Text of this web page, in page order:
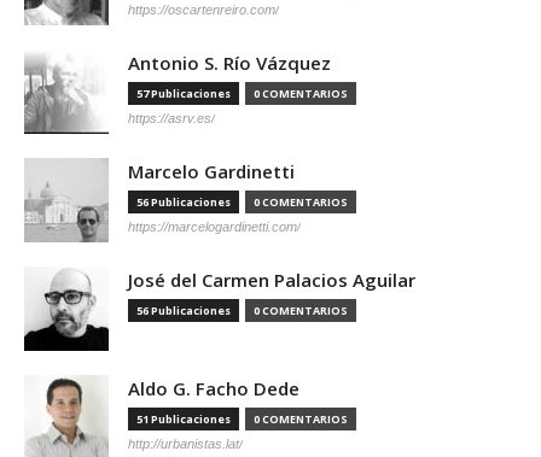
https://oscartenreiro.com/
Antonio S. Río Vázquez
57 Publicaciones 0 COMENTARIOS
https://asrv.es/
Marcelo Gardinetti
56 Publicaciones 0 COMENTARIOS
https://marcelogardinetti.com/
José del Carmen Palacios Aguilar
56 Publicaciones 0 COMENTARIOS
Aldo G. Facho Dede
51 Publicaciones 0 COMENTARIOS
http://urbanistas.lat/